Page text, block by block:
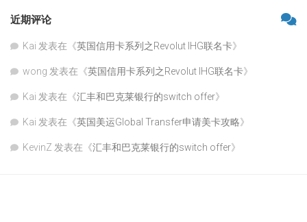
近期评论
Kai 发表在《英国信用卡系列之Revolut IHG联名卡》
wong 发表在《英国信用卡系列之Revolut IHG联名卡》
Kai 发表在《汇丰和巴克莱银行的switch offer》
Kai 发表在《英国美运Global Transfer申请美卡攻略》
KevinZ 发表在《汇丰和巴克莱银行的switch offer》